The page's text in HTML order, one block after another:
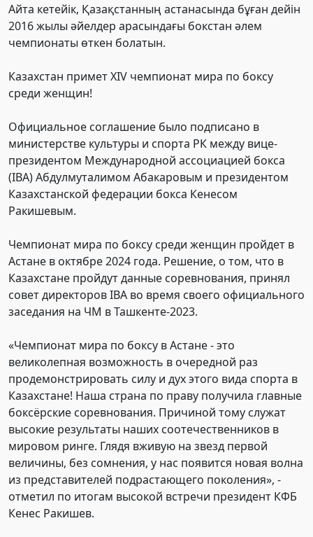
Айта кетейік, Қазақстанның астанасында бұған дейін
2016 жылы әйелдер арасындағы бокстан әлем
чемпионаты өткен болатын.
Казахстан примет XIV чемпионат мира по боксу
среди женщин!
Официальное соглашение было подписано в
министерстве культуры и спорта РК между вице-
президентом Международной ассоциацией бокса
(IBA) Абдулмуталимом Абакаровым и президентом
Казахстанской федерации бокса Кенесом
Ракишевым.
Чемпионат мира по боксу среди женщин пройдет в
Астане в октябре 2024 года. Решение, о том, что в
Казахстане пройдут данные соревнования, принял
совет директоров IBA во время своего официального
заседания на ЧМ в Ташкенте-2023.
«Чемпионат мира по боксу в Астане - это
великолепная возможность в очередной раз
продемонстрировать силу и дух этого вида спорта в
Казахстане! Наша страна по праву получила главные
боксёрские соревнования. Причиной тому служат
высокие результаты наших соотечественников в
мировом ринге. Глядя вживую на звезд первой
величины, без сомнения, у нас появится новая волна
из представителей подрастающего поколения», -
отметил по итогам высокой встречи президент КФБ
Кенес Ракишев.